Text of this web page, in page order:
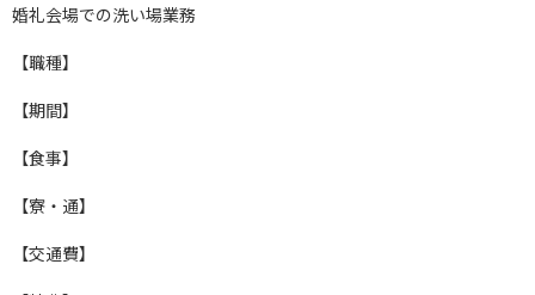
婚礼会場での洗い場業務
【職種】
【期間】
【食事】
【寮・通】
【交通費】